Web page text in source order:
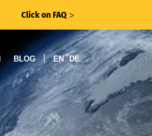
Click on FAQ ᐳ
BLOG | EN DE